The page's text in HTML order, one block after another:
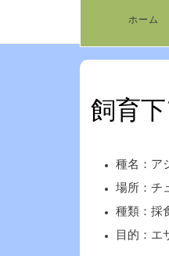
ホーム
飼育
種名：ア
場所：チ
種類：採
目的：エ